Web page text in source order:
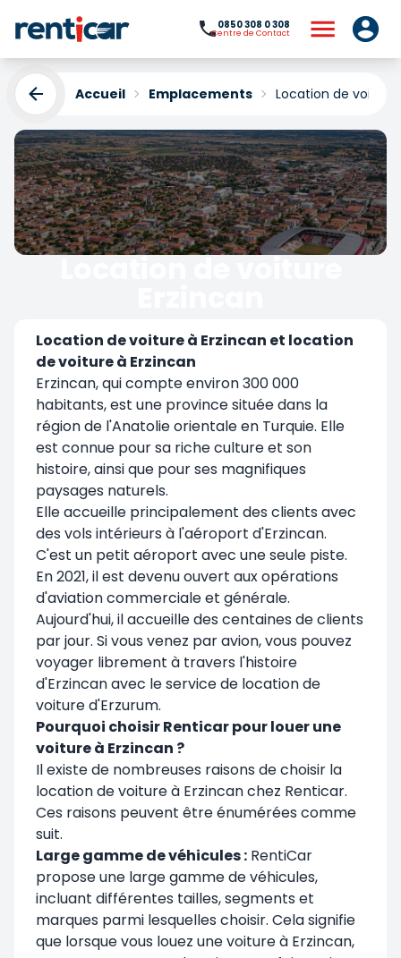
0850 308 0 308
Centre de Contact
Accueil Emplacements Location de voiture
Location de voiture
Location de voiture à Erzincan et location
de voiture à Erzincan
Erzincan, qui compte environ 300 000
habitants, est une province située dans la
région de l'Anatolie orientale en Turquie. Elle
est connue pour sa riche culture et son
histoire, ainsi que pour ses magnifiques
paysages naturels.
Elle accueille principalement des clients avec
des vols intérieurs à l'aéroport d'Erzincan.
C'est un petit aéroport avec une seule piste.
En 2021, il est devenu ouvert aux opérations
d'aviation commerciale et générale.
Aujourd'hui, il accueille des centaines de clients
par jour. Si vous venez par avion, vous pouvez
voyager librement à travers l'histoire
d'Erzincan avec le service de location de
voiture d'Erzurum.
Pourquoi choisir Renticar pour louer une
voiture à Erzincan ?
Il existe de nombreuses raisons de choisir la
location de voiture à Erzincanchez Renticar.
Ces raisons peuvent être énumérées comme
suit.
Large gamme de véhicules : RentiCar
propose une large gamme de véhicules,
incluant différentes tailles, segments et
marques parmi lesquelles choisir. Cela signifie
que lorsque vous louez une voiture à Erzincan,